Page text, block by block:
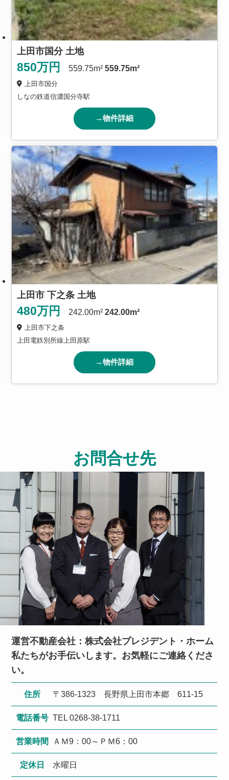
上田市国分 土地
850万円 559.75m²559.75m²
上田市国分
しなの鉄道信濃国分寺駅
→物件詳細
上田市 下之条 土地
480万円 242.00m²242.00m²
上田市下之条
上田電鉄別所線上田原駅
→物件詳細
お問合せ先
運営不動産会社：株式会社プレジデント・ホーム
私たちがお手伝いします。お気軽にご連絡くださ
い。
住所 〒386-1323 長野県上田市本郷 611-15
電話番号 TEL 0268-38-1711
営業時間 ＡＭ9：00～ＰＭ6：00
定休日 水曜日